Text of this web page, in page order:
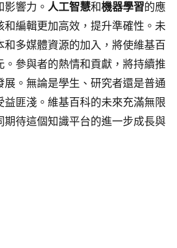
響力。 人工智慧和機器學習的應
和編輯更加高效，提升準確性。未
和多媒體資源的加入，將使維基百
。參與者的熱情和貢獻，將持續推
展。無論是學生、研究者還是普通
益匪淺。維基百科的未來充滿無限
期待這個知識平台的進一步成長與